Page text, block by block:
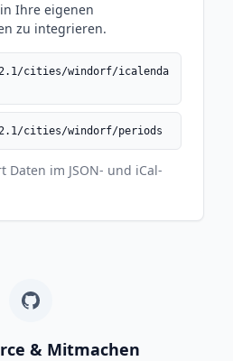
Ihre eigenen
zu integrieren.
cities/windorf/icalenda
cities/windorf/periods
Daten im JSON- und iCal-
& Mitmachen